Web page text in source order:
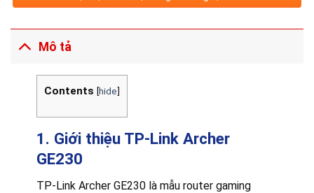
Mô tả
Contents [hide]
1. Giới thiệu TP-Link Archer
GE230
TP-Link Archer GE230 là mẫu router gaming